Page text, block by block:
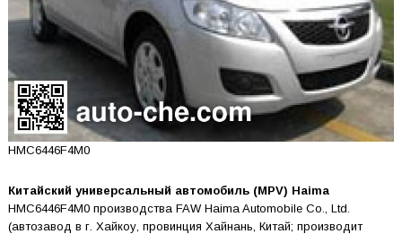
HMC6446F4M0
Китайский универсальный автомобиль (MPV) Haima
HMC6446F4M0 производства FAW Haima Automobile Co., Ltd.
(автозавод в г. Хайкоу, провинция Хайнань, Китай; производит